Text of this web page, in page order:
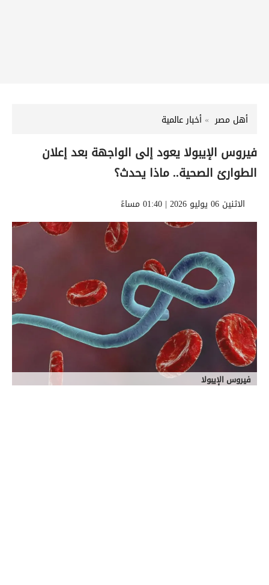
أهل مصر أخبار عالمية
فيروس الإيبولا يعود إلى الواجهة بعد إعلان
الطوارئ الصحية.. ماذا يحدث؟
الاثنين 06 يوليو 2026 | 01:40 مساءً
فيروس الإيبولا